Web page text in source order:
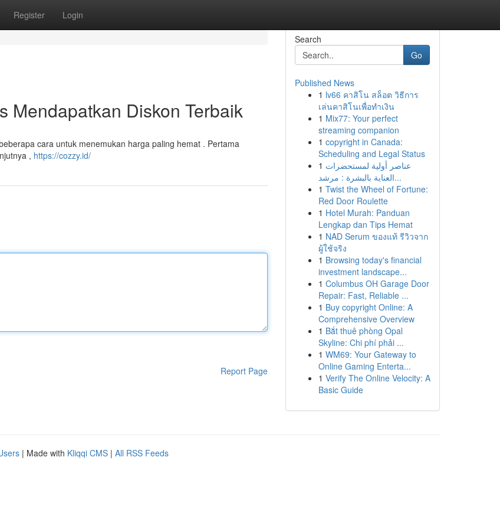
Register Login
Mendapatkan Diskon Terbaik
cara untuk menemukan harga paling hemat . Pertama
, https://cozzy.id/
Report Page
Search
Go
Published News
1 lv66 คาสิโน สล็อต วิธีการ
เล่นคาสิโนเพื่อทำเงิน
1 Mix77: Your perfect
streaming companion
1 copyright in Canada:
Scheduling and Legal Status
1 عناصر أولية لمستحضرات
العناية بالبشرة : مرشد...
1 Twist the Wheel of Fortune:
Red Door Roulette
1 Hotel Murah: Panduan
Lengkap dan Tips Hemat
1 NAD Serum ของแท้ รีวิวจาก
ผู้ใช้จริง
1 Browsing today's financial
investment landscape...
1 Columbus OH Garage Door
Repair: Fast, Reliable ...
1 Buy copyright Online: A
Comprehensive Overview
1 Bắt thuê phòng Opal
Skyline: Chi phí phải ...
1 WM69: Your Gateway to
Online Gaming Enterta...
1 Verify The Online Velocity: A
Basic Guide
| Made with Kliqqi CMS | All RSS Feeds